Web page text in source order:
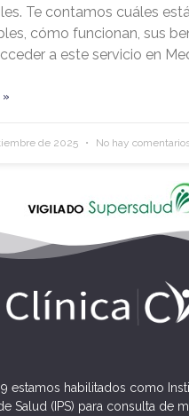
Te contamos cuáles
cómo funcionan, sus
a este servicio en
»
de 2025 No hay
estamos habilitados como
Salud (IPS) para consulta de